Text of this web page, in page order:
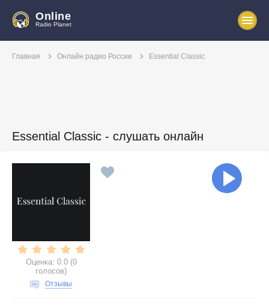
Online
Radio Planet
Главная Онлайн радио России Essential Classic
Essential Classic - слушать онлайн
Оценка: 0.0 (0
голосов)
Отзывы